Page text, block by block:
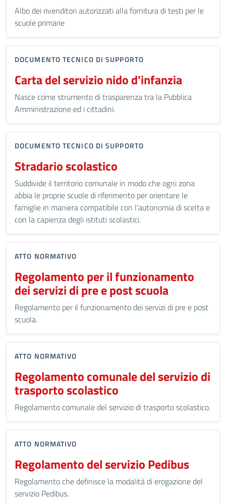
Albo dei rivenditori autorizzati alla fornitura di testi per le
scuole primarie
DOCUMENTO TECNICO DI SUPPORTO
Carta del servizio nido d'infanzia
Nasce come strumento di trasparenza tra la Pubblica
Amministrazione ed i cittadini.
DOCUMENTO TECNICO DI SUPPORTO
Stradario scolastico
Suddivide il territorio comunale in modo che ogni zona
abbia le proprie scuole di riferimento per orientare le
famiglie in maniera compatibile con l'autonomia di scelta e
con la capienza degli istituti scolastici.
ATTO NORMATIVO
Regolamento per il funzionamento
dei servizi di pre e post scuola
Regolamento per il funzionamento dei servizi di pre e post
scuola.
ATTO NORMATIVO
Regolamento comunale del servizio di
trasporto scolastico
Regolamento comunale del servizio di trasporto scolastico.
ATTO NORMATIVO
Regolamento del servizio Pedibus
Regolamento che definisce la modalità di erogazione del
servizio Pedibus.